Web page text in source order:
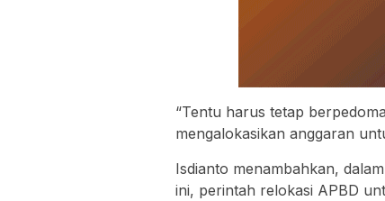
“Tentu harus tetap
mengalokasikan anggaran
Isdianto menambahkan,
ini, perintah relokasi APBD